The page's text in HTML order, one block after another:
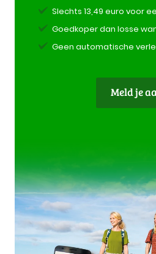
Slechts 13,49 euro voor
Goedkoper dan losse
Geen automatische
Meld je